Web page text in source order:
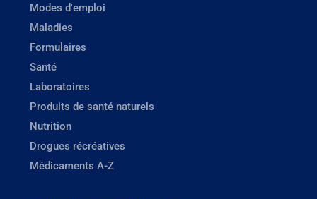
Modes d'emploi
Maladies
Formulaires
Santé
Laboratoires
Produits de santé naturels
Nutrition
Drogues récréatives
Médicaments A-Z